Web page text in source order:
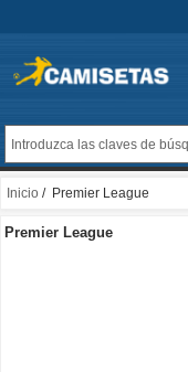
Inicio / Premier League
Premier League